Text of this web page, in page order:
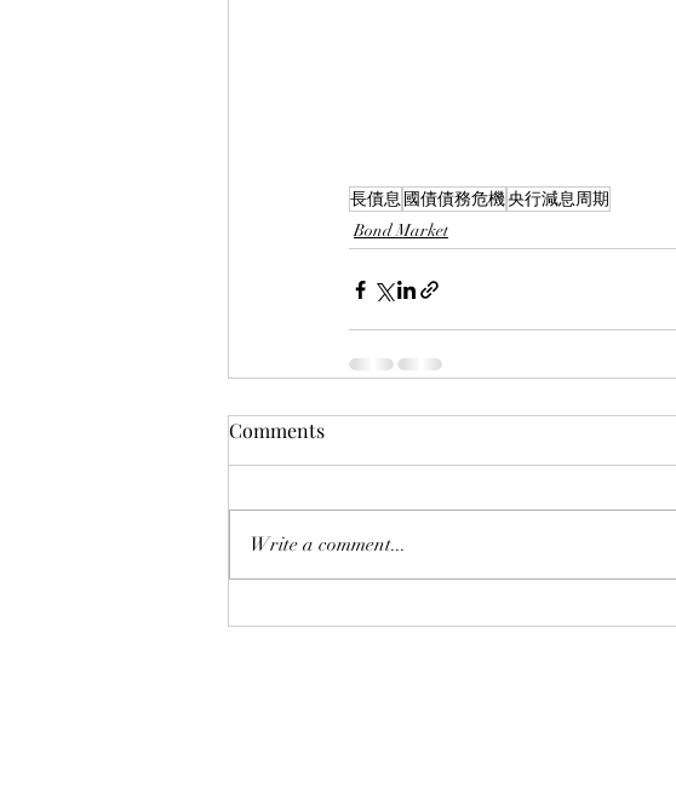
長債息 國債債務危機央行減息周期
Bond Market
Comments
Write a comment...